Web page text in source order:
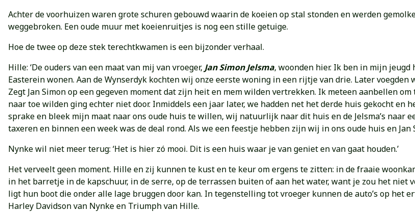
Achter de voorhuizen waren grote schuren gebouwd waarin de koeien op stal stonden en werden
weggebroken. Een oude muur met koeienruitjes is nog een stille getuige.
Hoe de twee op deze stek terechtkwamen is een bijzonder verhaal.
Hille: ‘De ouders van een maat van mij van vroeger, Jan Simon Jelsma, woonden hier. Ik ben in mijn
Easterein wonen. Aan de Wynserdyk kochten wij onze eerste woning in een rijtje van drie. Later
Zegt Jan Simon op een gegeven moment dat zijn heit en mem wilden vertrekken. Ik meteen aanbellen
naar toe wilden ging echter niet door. Inmiddels een jaar later, we hadden net het derde huis gekocht
sprake en bleek mijn maat naar ons oude huis te willen, wij natuurlijk naar dit huis en de Jelsma’s naar
taxeren en binnen een week was de deal rond. Als we een feestje hebben zijn wij in ons oude huis en
Nynke wil niet meer terug: ‘Het is hier zó mooi. Dit is een huis waar je van geniet en van gaat houden.’
Het verveelt geen moment. Hille en zij kunnen te kust en te keur om ergens te zitten: in de fraaie
in het barretje in de kapschuur, in de serre, op de terrassen buiten of aan het water, want je zou het niet
ligt hun boot die onder alle lage bruggen door kan. In tegenstelling tot vroeger kunnen de auto’s op het
Harley Davidson van Nynke en Triumph van Hille.